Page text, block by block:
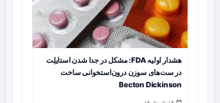
هشدار اولیه FDA: مشکل در جدا شدن استایلِت
در ست‌های سوزن درون‌استخوانی ساخت
Becton Dickinson